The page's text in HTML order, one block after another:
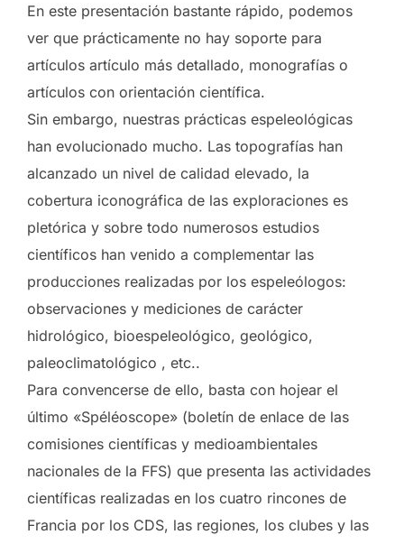
En este presentación bastante rápido, podemos
ver que prácticamente no hay soporte para
artículos artículo más detallado, monografías o
artículos con orientación científica.
Sin embargo, nuestras prácticas espeleológicas
han evolucionado mucho. Las topografías han
alcanzado un nivel de calidad elevado, la
cobertura iconográfica de las exploraciones es
pletórica y sobre todo numerosos estudios
científicos han venido a complementar las
producciones realizadas por los espeleólogos:
observaciones y mediciones de carácter
hidrológico, bioespeleológico, geológico,
paleoclimatológico , etc..
Para convencerse de ello, basta con hojear el
último «Spéléoscope» (boletín de enlace de las
comisiones científicas y medioambientales
nacionales de la FFS) que presenta las actividades
científicas realizadas en los cuatro rincones de
Francia por los CDS, las regiones, los clubes y las